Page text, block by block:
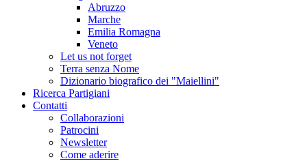
Abruzzo
Marche
Emilia Romagna
Veneto
Let us not forget
Terra senza Nome
Dizionario biografico dei "Maiellini"
Ricerca Partigiani
Contatti
Collaborazioni
Patrocini
Newsletter
Come aderire